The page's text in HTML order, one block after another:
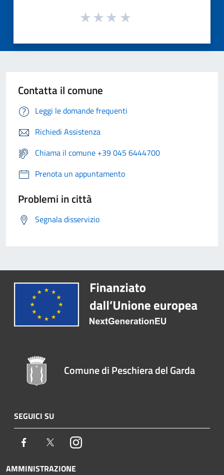
Contatta il comune
Leggi le domande frequenti
Richiedi Assistenza
Chiama il comune +39 045 6444700
Prenota un appuntamento
Problemi in città
Segnala disservizio
Comune di Peschiera del Garda
SEGUICI SU
Facebook TwitterInstagram
AMMINISTRAZIONE